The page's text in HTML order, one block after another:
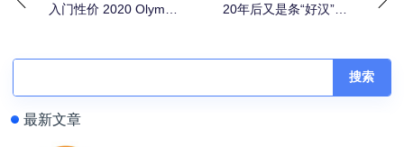
入门性价 2020 Olympic
20年后又是条“好汉”
搜索
最新文章